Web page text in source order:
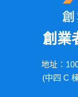
創業
地址：
(中四 C